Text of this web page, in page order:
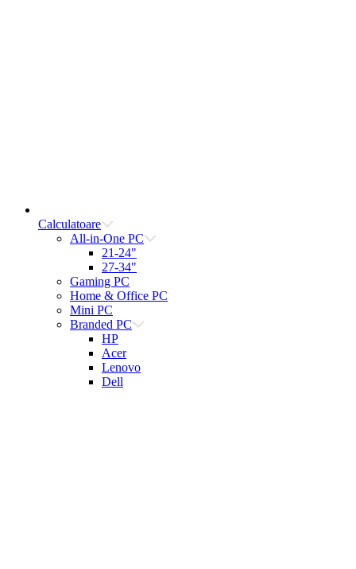
Calculatoare
All-in-One PC
21-24"
27-34"
Gaming PC
Home & Office PC
Mini PC
Branded PC
HP
Acer
Lenovo
Dell